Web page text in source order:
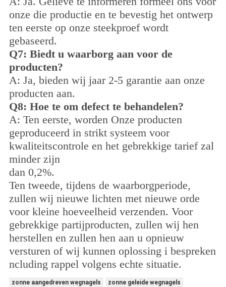
onze die productie en te bevestig het ontwerp
ten eerste op onze steekproef wordt
gebaseerd.
Q7: Biedt u waarborg aan voor de
producten?
A: Ja, bieden wij jaar 2-5 garantie aan onze
producten aan.
Q8: Hoe te om defect te behandelen?
A: Ten eerste, worden Onze producten
geproduceerd in strikt systeem voor
kwaliteitscontrole en het gebrekkige tarief zal
minder zijn
dan 0,2%.
Ten tweede, tijdens de waarborgperiode,
zullen wij nieuwe lichten met nieuwe orde
voor kleine hoeveelheid verzenden. Voor
gebrekkige partijproducten, zullen wij hen
herstellen en zullen hen aan u opnieuw
versturen of wij kunnen oplossing i bespreken
ncluding rappel volgens echte situatie.
zonne aangedreven wegnagels zonne geleide wegnagels